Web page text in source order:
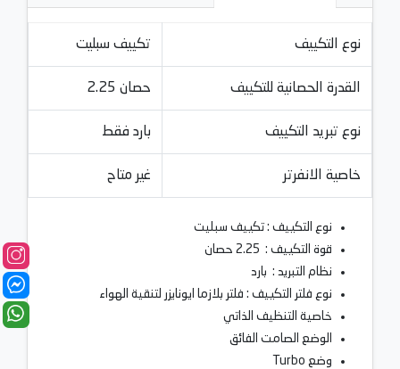
نوع التكييف تكييف سبليت
القدرة الحصانية للتكييف 2.25 حصان
نوع تبريد التكييف بارد فقط
خاصية الانفرتر غير متاح
نوع التكييف : تكييف سبليت
قوة التكييف : 2.25 حصان
نظام التبريد : بارد
نوع فلتر التكييف : فلتر بلازما ايونايزر لتنقية الهواء
خاصية التنظيف الذاتي
الوضع الصامت الفائق
وضع Turbo